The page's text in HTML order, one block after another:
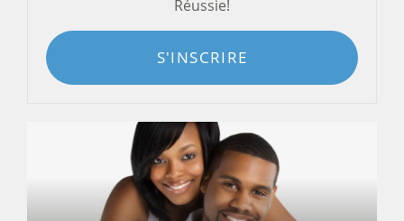
Réussie!
S'INSCRIRE